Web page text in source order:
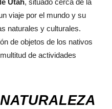
Utah, situado cerca de la
viaje por el mundo y su
naturales y culturales.
de objetos de los nativos
de actividades